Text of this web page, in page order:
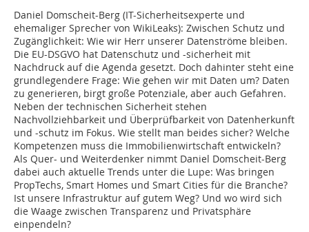
Daniel Domscheit-Berg (IT-Sicherheitsexperte und
ehemaliger Sprecher von WikiLeaks): Zwischen Schutz und
Zugänglichkeit: Wie wir Herr unserer Datenströme bleiben.
Die EU-DSGVO hat Datenschutz und -sicherheit mit
Nachdruck auf die Agenda gesetzt. Doch dahinter steht eine
grundlegendere Frage: Wie gehen wir mit Daten um? Daten
zu generieren, birgt große Potenziale, aber auch Gefahren.
Neben der technischen Sicherheit stehen
Nachvollziehbarkeit und Überprüfbarkeit von Datenherkunft
und -schutz im Fokus. Wie stellt man beides sicher? Welche
Kompetenzen muss die Immobilienwirtschaft entwickeln?
Als Quer- und Weiterdenker nimmt Daniel Domscheit-Berg
dabei auch aktuelle Trends unter die Lupe: Was bringen
PropTechs, Smart Homes und Smart Cities für die Branche?
Ist unsere Infrastruktur auf gutem Weg? Und wo wird sich
die Waage zwischen Transparenz und Privatsphäre
einpendeln?